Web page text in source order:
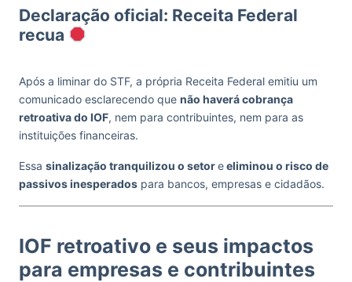
Declaração oficial: Receita Federal
recua
Após a liminar do STF, a própria Receita Federal emitiu um
comunicado esclarecendo que não haverá cobrança
retroativa do IOF, nem para contribuintes, nem para as
instituições financeiras.
Essa sinalização tranquilizou o setoreeliminou o risco de
passivos inesperados para bancos, empresas e cidadãos.
IOF retroativo e seus impactos
para empresas e contribuintes